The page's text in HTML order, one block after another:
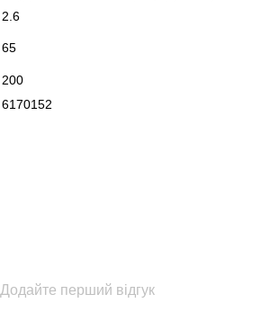
2.6
65
200
6170152
Додайте перший відгук